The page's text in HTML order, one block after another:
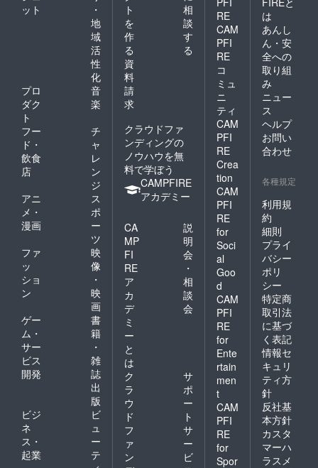
ット
・
地
域
活
性
化
プロ
ダク
ト
音
楽
フー
ド・
飲食
店
チ
ャ
レ
ン
ジ
アニ
メ・
漫画
ス
ポ
ー
ツ
ファ
ッ
ショ
ン
映
像
・
映
画
ゲー
ム・
サー
ビス
開発
書
籍
・
雑
誌
出
版
ビジ
ネ
ス・
起業
ビ
ュ
ー
テ
ト
を
作
る
相
談
す
る
資
料
請
求
クラウドファ
ンディングの
ノウハウを無
料で学ぼう
CAMPFIRE
アカデミー
CA
MP
FI
RE
ア
カ
デ
ミ
ー
と
は
説
明
会
・
相
談
会
ク
ラ
ウ
ド
フ
ァ
ン
サ
ポ
ー
ト
サ
ー
ビ
RE
CAM
PFI
RE
コ
ミュ
ニ
ティ
CAM
PFI
RE
Crea
tion
CAM
PFI
RE
for
Soci
al
Goo
d
CAM
PFI
RE
for
Ente
rtain
men
t
CAM
PFI
RE
for
Spor
は
あんし
ん・安
全への
取り組
み
ニュー
ス
ヘルプ
お問い
合わせ
各種規定
利用規
約
細則
プライ
バシー
ポリ
シー
特定商
取引法
に基づ
く表記
情報セ
キュリ
ティ方
針
反社基
本方針
カスタ
マーハ
ラスメ